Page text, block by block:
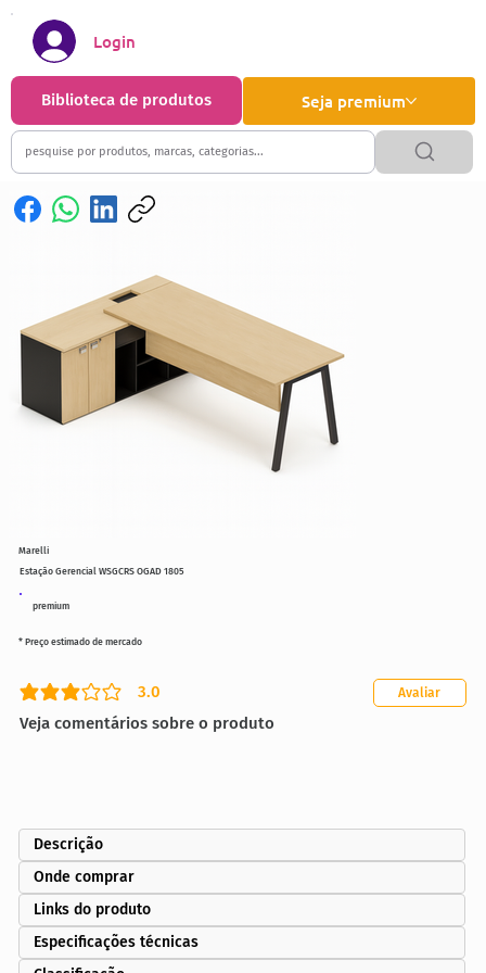
Seja premium
Biblioteca de produtos
Login
premium
Estação Gerencial WSGCRS OGAD 1805
3.0
classificação média é 3 de 5
Veja comentários sobre o produto
Avaliar
* Preço estimado de mercado
Marelli
Descrição
Onde comprar
Links do produto
Especificações técnicas